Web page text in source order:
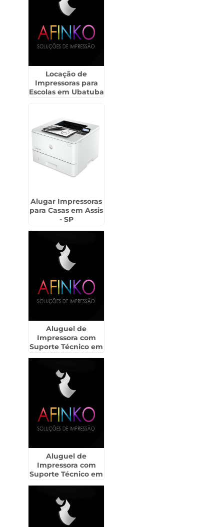
Locação de
Impressoras para
Escolas em Ubatuba
Alugar Impressoras
para Casas em Assis
- SP
Aluguel de
Impressora com
Suporte Técnico em
Aluguel de
Impressora com
Suporte Técnico em